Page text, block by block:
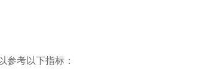
参考以下指标：